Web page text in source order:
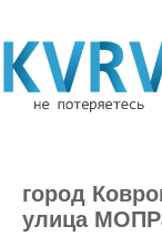
город
улица